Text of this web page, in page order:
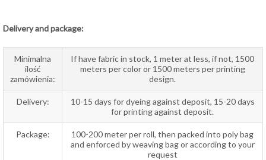
Delivery and package:
Minimalna
ilość
zamówienia:
If have fabric in stock, 1 meter at less, if not, 1500
meters per color or 1500 meters per printing
design.
Delivery:
10-15 days for dyeing against deposit, 15-20 days
for printing against deposit.
Package:
100-200 meter per roll, then packed into poly bag
and enforced by weaving bag or according to your
request